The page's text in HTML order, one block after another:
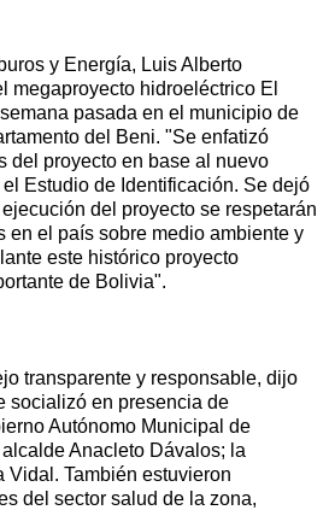
y Energía, Luis Alberto
megaproyecto hidroeléctrico El
pasada en el municipio de
del Beni. "Se enfatizó
del proyecto en base al nuevo
Estudio de Identificación. Se dejó
del proyecto se respetarán
en el país sobre medio ambiente y
este histórico proyecto
de Bolivia".
transparente y responsable, dijo
socializó en presencia de
Autónomo Municipal de
Anacleto Dávalos; la
Vidal. También estuvieron
del sector salud de la zona,